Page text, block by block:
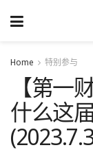
Home 特别参与
【第一
什么这